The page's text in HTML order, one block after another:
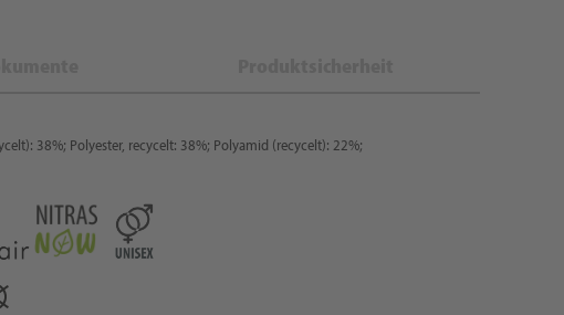
38%; Polyester, recycelt: 38%; Polyamid (recycelt): 22%;